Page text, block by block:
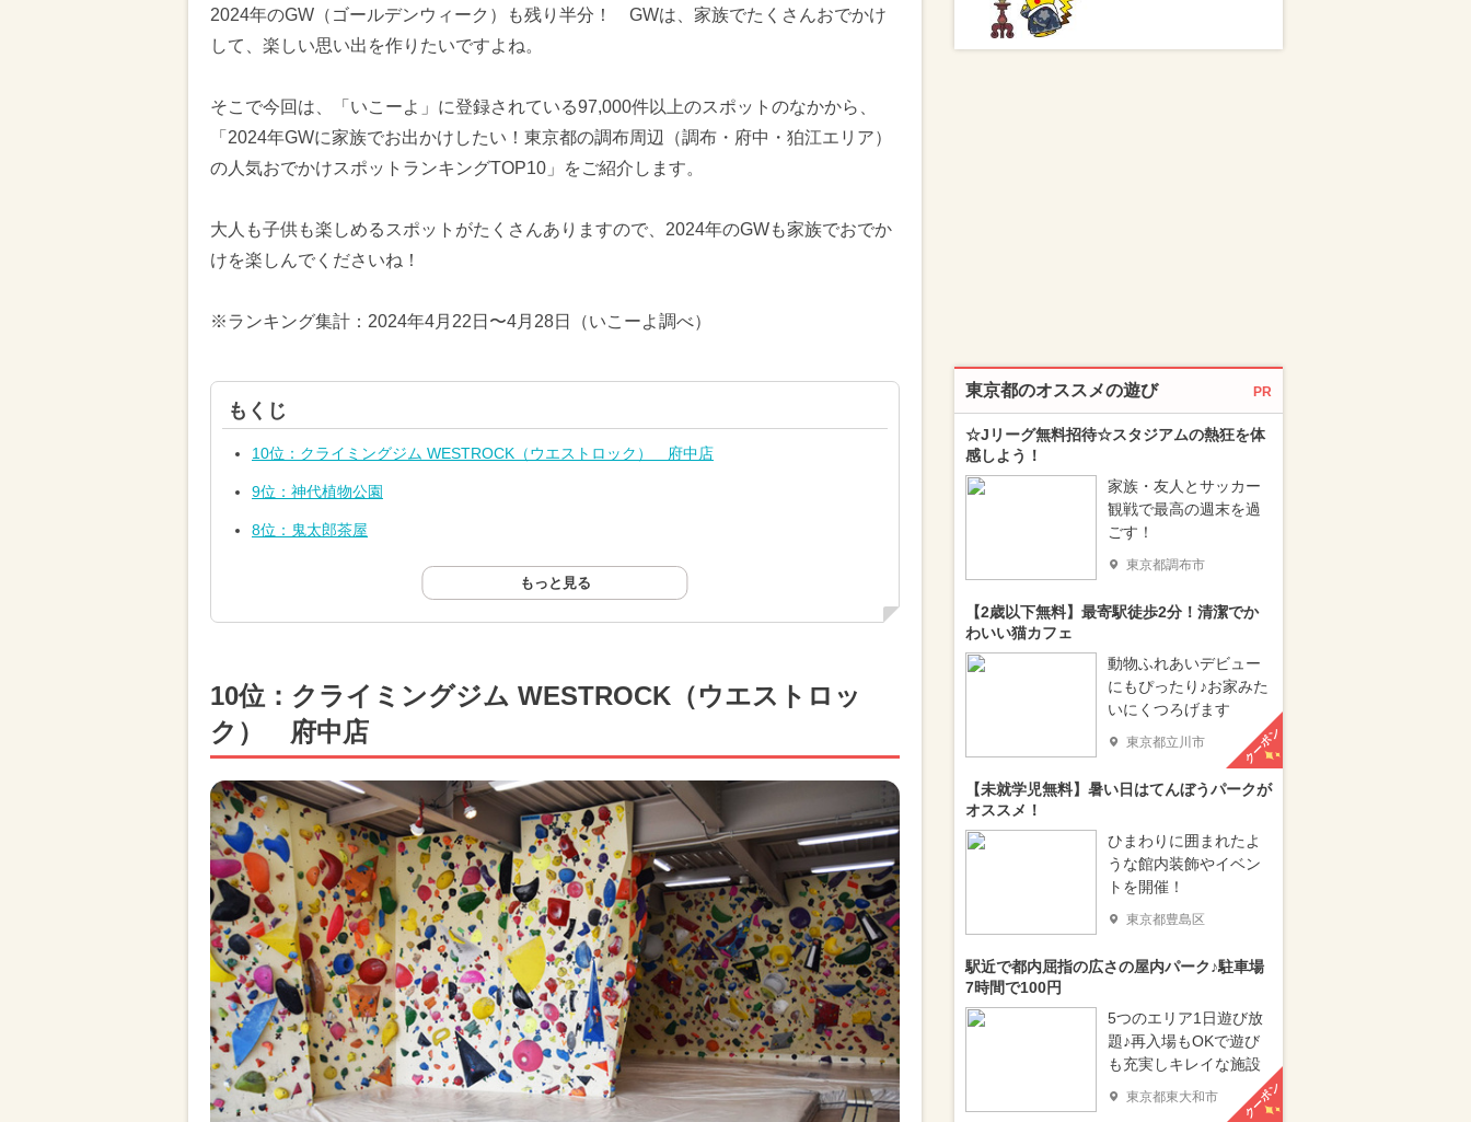
2024年のGW（ゴールデンウィーク）も残り半分！ GWは、家族でたくさんおでかけ
して、楽しい思い出を作りたいですよね。
そこで今回は、「いこーよ」に登録されている97,000件以上のスポットのなかから、
「2024年GWに家族でお出かけしたい！東京都の調布周辺（調布・府中・狛江エリア）
の人気おでかけスポットランキングTOP10」をご紹介します。
大人も子供も楽しめるスポットがたくさんありますので、2024年のGWも家族でおでか
けを楽しんでくださいね！
※ランキング集計：2024年4月22日〜4月28日（いこーよ調べ）
もくじ
10位：クライミングジム WESTROCK（ウエストロック） 府中店
9位：神代植物公園
8位：鬼太郎茶屋
もっと見る
10位：クライミングジム WESTROCK（ウエストロッ
ク） 府中店
東京都のオススメの遊び PR
☆Jリーグ無料招待☆スタジアムの熱狂を体
感しよう！
家族・友人とサッカー
観戦で最高の週末を過
ごす！
東京都調布市
【2歳以下無料】最寄駅徒歩2分！清潔でか
わいい猫カフェ
動物ふれあいデビュー
にもぴったり♪お家みた
いにくつろげます
東京都立川市 クーポン
【未就学児無料】暑い日はてんぼうパークが
オススメ！
ひまわりに囲まれたよ
うな館内装飾やイベン
トを開催！
東京都豊島区
駅近で都内屈指の広さの屋内パーク♪駐車場
7時間で100円
5つのエリア1日遊び放
題♪再入場もOKで遊び
も充実しキレイな施設
東京都東大和市 クーポン